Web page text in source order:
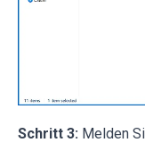
Schritt 3: Melden